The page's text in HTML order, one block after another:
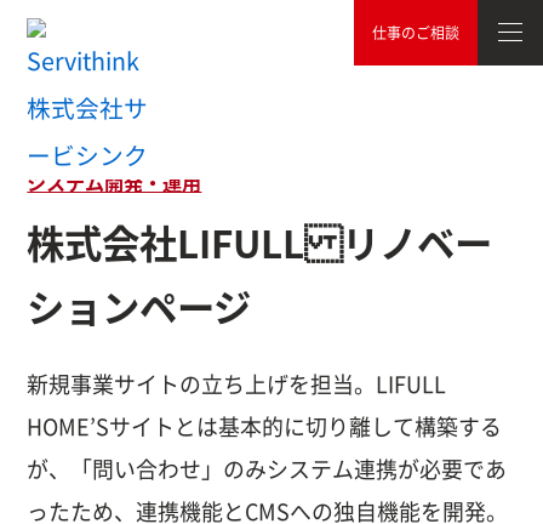
仕事のご相談
TOP 制作実績
システム開発・運用
株式会社LIFULL リノベー
ションページ
新規事業サイトの立ち上げを担当。LIFULL
HOME’Sサイトとは基本的に切り離して構築する
が、「問い合わせ」のみシステム連携が必要であ
ったため、連携機能とCMSへの独自機能を開発。